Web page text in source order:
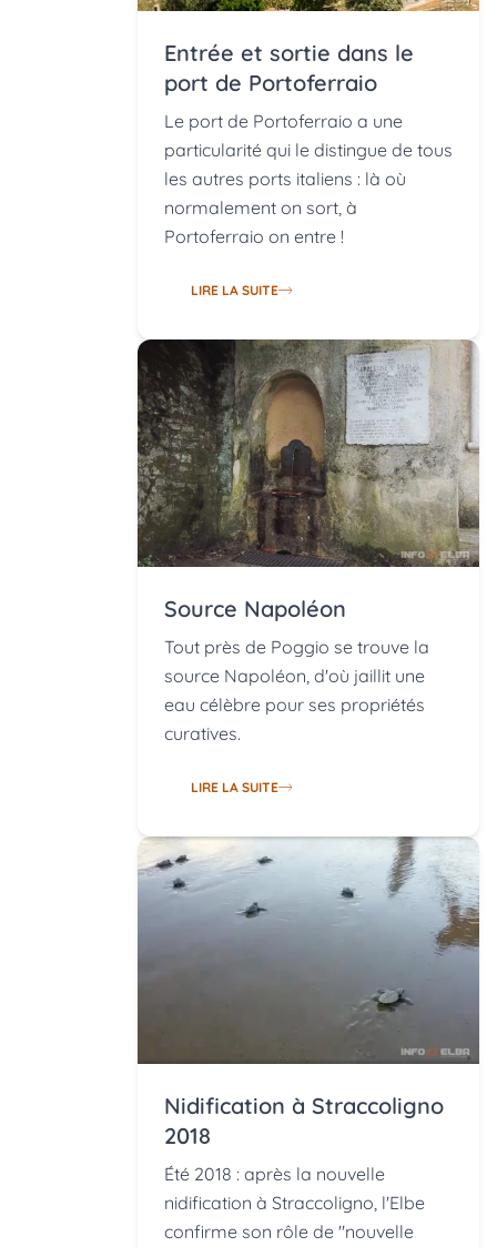
Entrée et sortie dans le
port de Portoferraio
Le port de Portoferraio a une
particularité qui le distingue de tous
les autres ports italiens : là où
normalement on sort, à
Portoferraio on entre !
LIRE LA SUITE
Source Napoléon
Tout près de Poggio se trouve la
source Napoléon, d'où jaillit une
eau célèbre pour ses propriétés
curatives.
LIRE LA SUITE
Nidification à Straccoligno
2018
Été 2018 : après la nouvelle
nidification à Straccoligno, l'Elbe
confirme son rôle de "nouvelle